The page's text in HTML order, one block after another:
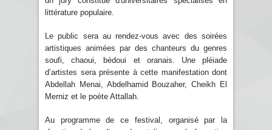
littérature populaire.
Le public sera au rendez-vous avec des soirées
artistiques animées par des chanteurs du genres
soufi, chaoui, bédoui et oranais. Une pléiade
d’artistes sera présente à cette manifestation dont
Abdellah Menai, Abdelhamid Bouzaher, Cheikh El
Merniz et le poète Attallah.
Au programme de ce festival, organisé par la